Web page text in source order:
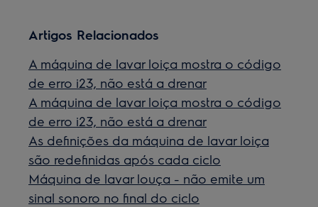
Artigos Relacionados
A máquina de lavar loiça mostra o código
de erro i23, não está a drenar
A máquina de lavar loiça mostra o código
de erro i23, não está a drenar
As definições da máquina de lavar loiça
são redefinidas após cada ciclo
Máquina de lavar louça - não emite um
sinal sonoro no final do ciclo